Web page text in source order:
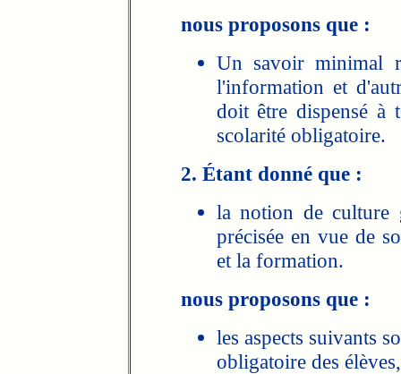
nous proposons que :
Un savoir minimal
l'information et
doit être dispensé à
scolarité obligatoire.
2. Étant donné que :
la notion de culture
précisée en vue de
et la formation.
nous proposons que :
les aspects suivants
obligatoire des élèves,